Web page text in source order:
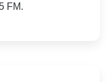
FM.